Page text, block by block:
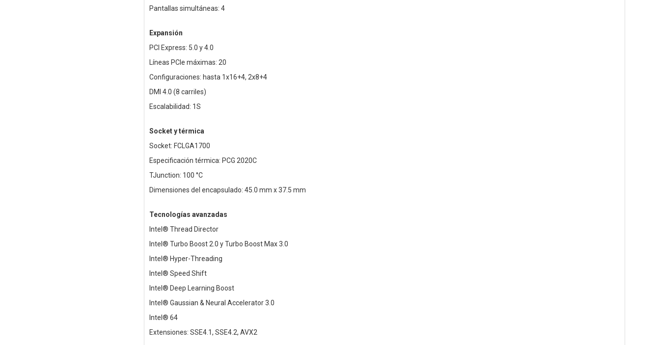
Pantallas simultáneas: 4
Expansión
PCI Express: 5.0 y 4.0
Líneas PCIe máximas: 20
Configuraciones: hasta 1x16+4, 2x8+4
DMI 4.0 (8 carriles)
Escalabilidad: 1S
Socket y térmica
Socket: FCLGA1700
Especificación térmica: PCG 2020C
TJunction: 100 °C
Dimensiones del encapsulado: 45.0 mm x 37.5 mm
Tecnologías avanzadas
Intel® Thread Director
Intel® Turbo Boost 2.0 y Turbo Boost Max 3.0
Intel® Hyper-Threading
Intel® Speed Shift
Intel® Deep Learning Boost
Intel® Gaussian & Neural Accelerator 3.0
Intel® 64
Extensiones: SSE4.1, SSE4.2, AVX2